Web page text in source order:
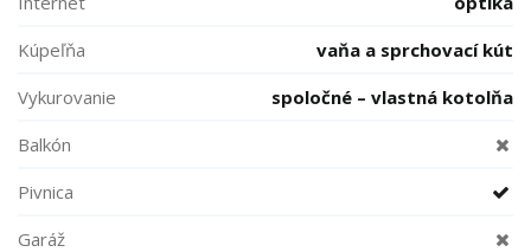
Kúpeľňa
vaňa a sprchovací kút
Vykurovanie
spoločné – vlastná kotolňa
Balkón
Pivnica
Garáž